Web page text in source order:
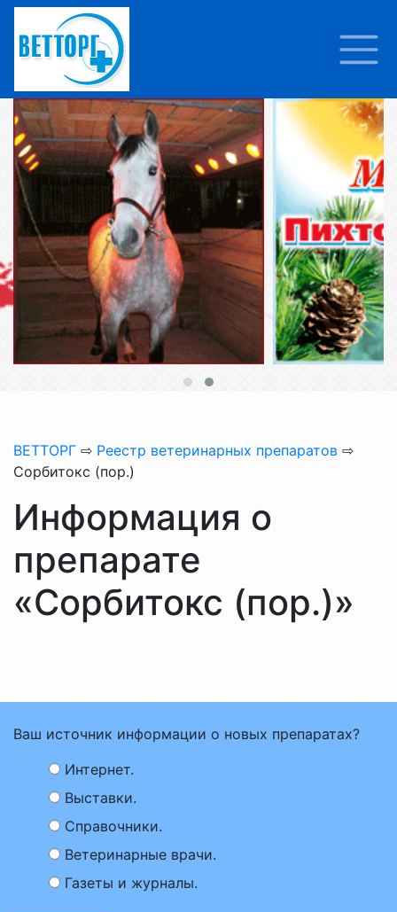
ВЕТТОРГ ⇨ Реестр ветеринарных препаратов ⇨
Сорбитокс (пор.)
Информация о
препарате
«Сорбитокс (пор.)»
Ваш источник информации о новых препаратах?
Интернет.
Выставки.
Справочники.
Ветеринарные врачи.
Газеты и журналы.